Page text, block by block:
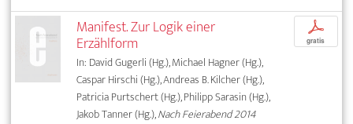
Manifest. Zur Logik einer
Erzählform
In: David Gugerli (Hg.), Michael Hagner (Hg.),
Caspar Hirschi (Hg.), Andreas B. Kilcher (Hg.),
Patricia Purtschert (Hg.), Philipp Sarasin (Hg.),
Jakob Tanner (Hg.),Nach Feierabend 2014
p
gratis